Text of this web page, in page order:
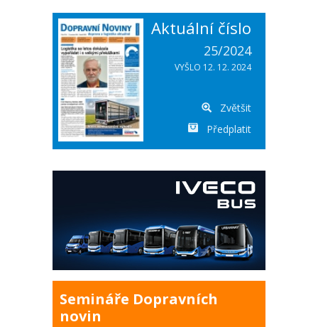
Aktuální číslo
25/2024
VYŠLO 12. 12. 2024
Zvětšit
Předplatit
Semináře Dopravních
novin